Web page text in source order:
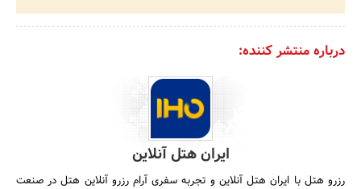
درباره منتشر کننده:
ایران هتل آنلاین
رزرو هتل با ایران هتل آنلاین و تجربه سفری آرام رزرو آنلاین هتل در صنعت